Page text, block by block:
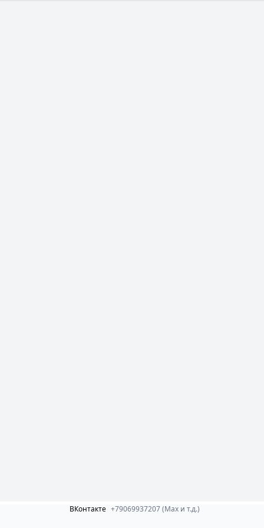
ВКонтакте +79069937207 (Max и т.д.)